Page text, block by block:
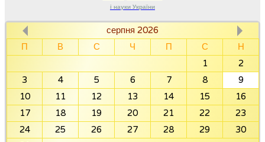
і науки України
серпня 2026
П
В С Ч П С
Н
1
2
3
4 5 6 7 8
9
10
11 12 13 14 15
16
17
18 19 20 21 22
23
24
25 26 27 28 29
30